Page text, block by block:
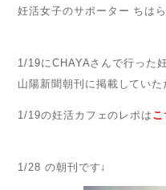
妊活女子のサポーター ちは
1/19にCHAYAさんで行った
山陽新聞朝刊に掲載していた
1/19の妊活カフェのレポは こ
1/28 の朝刊です↓